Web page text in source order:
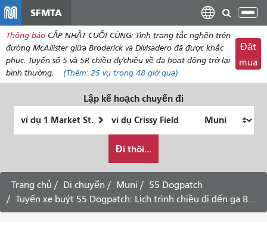
dung
SFMTA
Thông báo CẬP NHẬT CUỐI CÙNG: Tình trạng tắc nghẽn trên
đường McAllister giữa Broderick và Divisadero đã được khắc
phục. Tuyến số 5 và 5R chiều đi/chiều về đã hoạt động trở lại
bình thường.
(Thêm: 25 vụ trong 48 giờ qua)
Đặt
mua
Lập kế hoạch chuyến đi
thúc
muốn
đi
du
lịch
như
Đi thôi...
Trang chủ Di chuyển Muni
55 Dogpatch
Tuyến xe buýt 55 Dogpatch: Lịch trình chiều đi đến ga BART 16th Street/Mission - ngày 3 tháng 8 năm 2026